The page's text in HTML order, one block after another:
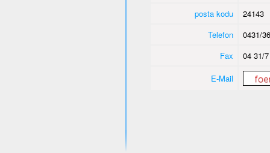
posta kodu
24143
Telefon
0431/
Fax
04 31/
E-Mail